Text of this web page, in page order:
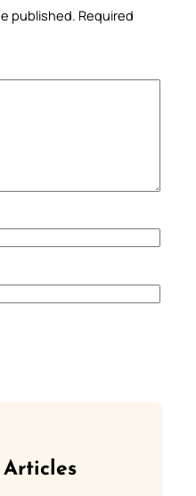
published. Required